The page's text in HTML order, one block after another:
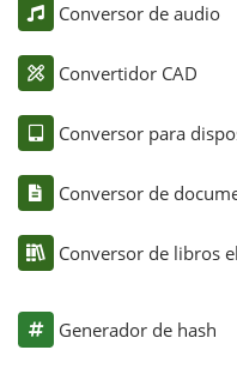
Conversor de audio
Convertidor CAD
Conversor para
Conversor de
Conversor de libros
Generador de hash